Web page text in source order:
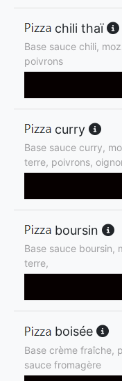
chili thaï
Base sauce chili,
poivrons
curry
Base sauce curry,
terre, poivrons,
boursin
Base sauce boursin,
terre,
boisée
Base crème fraîche,
sauce fromagère